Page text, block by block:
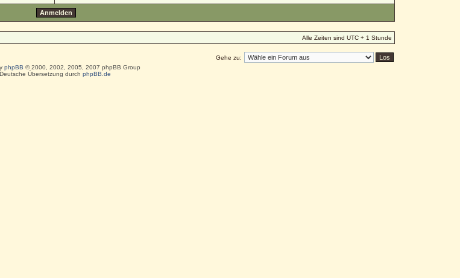
Alle Zeiten sind UTC + 1 Stunde
Gehe zu:
phpBB © 2000, 2002, 2005, 2007 phpBB Group
Deutsche Übersetzung durch phpBB.de